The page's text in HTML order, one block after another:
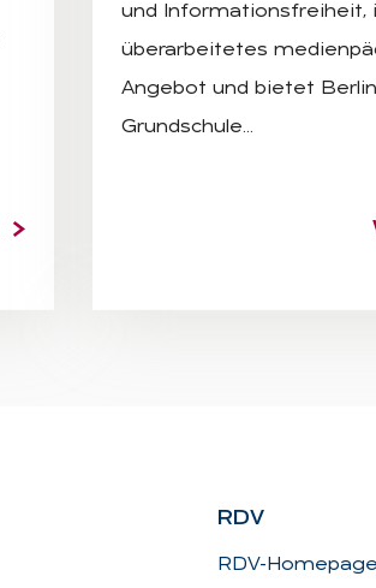
und Informationsfreiheit,
überarbeitetes
Angebot und bietet
Grundschule…
RDV
RDV-Homepage